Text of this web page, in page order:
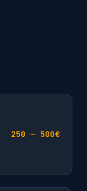
250 — 500€